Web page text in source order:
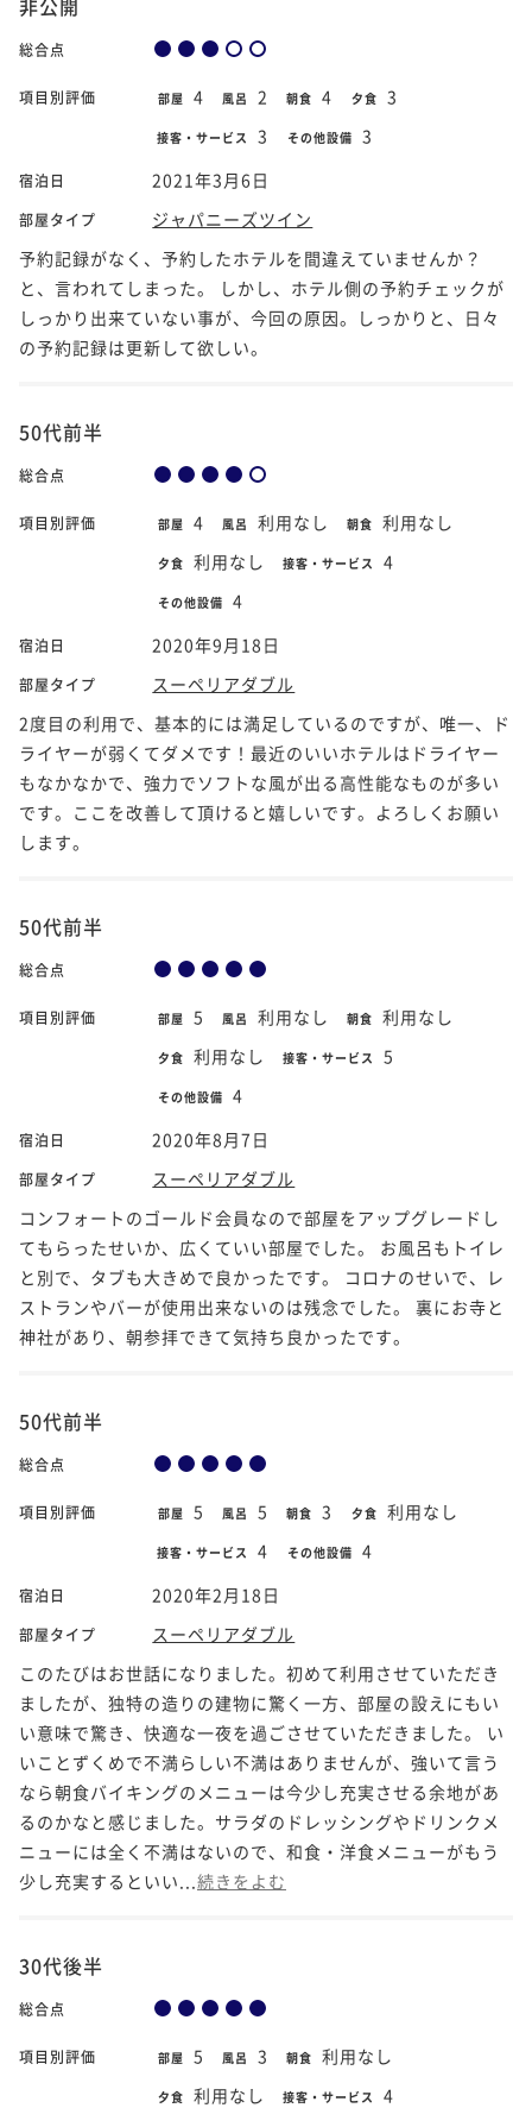
総合点
項目別評価 部屋 4 風呂 2 朝食 4 夕食 3
接客・サービス 3 その他設備 3
宿泊日 2021年3月6日
部屋タイプ
ジャパニーズツイン
予約記録がなく、予約したホテルを間違えていませんか？
と、言われてしまった。 しかし、ホテル側の予約チェックが
しっかり出来ていない事が、今回の原因。しっかりと、日々
の予約記録は更新して欲しい。
50代前半
総合点
項目別評価 部屋 4 風呂 利用なし 朝食 利用なし
夕食 利用なし 接客・サービス 4
その他設備 4
宿泊日 2020年9月18日
部屋タイプ
スーペリアダブル
2度目の利用で、基本的には満足しているのですが、唯一、ド
ライヤーが弱くてダメです！最近のいいホテルはドライヤー
もなかなかで、強力でソフトな風が出る高性能なものが多い
です。ここを改善して頂けると嬉しいです。よろしくお願い
します。
50代前半
総合点
項目別評価 部屋 5 風呂 利用なし 朝食 利用なし
夕食 利用なし 接客・サービス 5
その他設備 4
宿泊日 2020年8月7日
部屋タイプ
スーペリアダブル
コンフォートのゴールド会員なので部屋をアップグレードし
てもらったせいか、広くていい部屋でした。 お風呂もトイレ
と別で、タブも大きめで良かったです。 コロナのせいで、レ
ストランやバーが使用出来ないのは残念でした。 裏にお寺と
神社があり、朝参拝できて気持ち良かったです。
50代前半
総合点
項目別評価 部屋 5 風呂 5 朝食 3 夕食 利用なし
接客・サービス 4 その他設備 4
宿泊日 2020年2月18日
部屋タイプ
スーペリアダブル
このたびはお世話になりました。初めて利用させていただき
ましたが、独特の造りの建物に驚く一方、部屋の設えにもい
い意味で驚き、快適な一夜を過ごさせていただきました。 い
いことずくめで不満らしい不満はありませんが、強いて言う
なら朝食バイキングのメニューは今少し充実させる余地があ
るのかなと感じました。サラダのドレッシングやドリンクメ
ニューには全く不満はないので、和食・洋食メニューがもう
少し充実するといい... 続きをよむ
30代後半
総合点
項目別評価 部屋 5 風呂 3 朝食 利用なし
夕食 利用なし 接客・サービス 4